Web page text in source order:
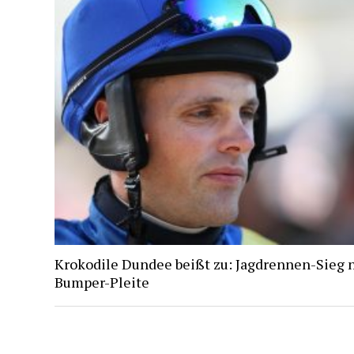
Krokodile Dundee beißt zu: Jagdrennen-Sieg
Bumper-Pleite